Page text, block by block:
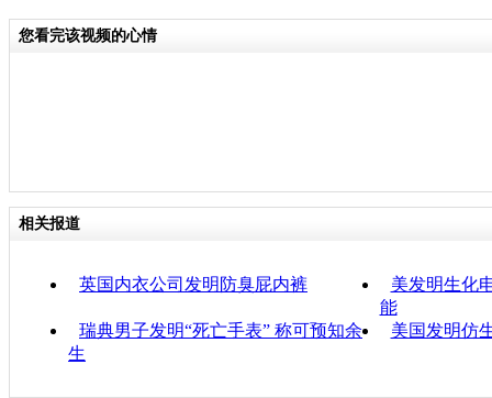
您看完该视频的心情
相关报道
英国内衣公司发明防臭屁内裤
美发明生化
能
瑞典男子发明“死亡手表” 称可预知余
生
美国发明仿